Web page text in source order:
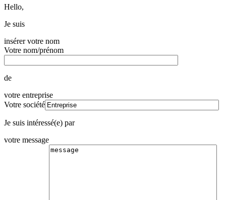
Hello,
Je suis
insérer votre nom
Votre nom/prénom
de
votre entreprise
Votre société
Je suis intéressé(e) par
votre message